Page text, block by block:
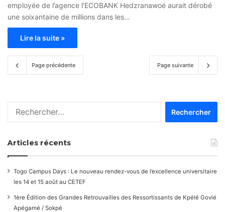
employée de l’agence l’ECOBANK Hedzranawoé aurait dérobé
une soixantaine de millions dans les…
Lire la suite »
Page précédente Page suivante
Articles récents
Togo Campus Days : Le nouveau rendez-vous de l’excellence universitaire
les 14 et 15 août au CETEF
1ère Édition des Grandes Retrouvailles des Ressortissants de Kpélé Govié
Apégamé / Sokpé